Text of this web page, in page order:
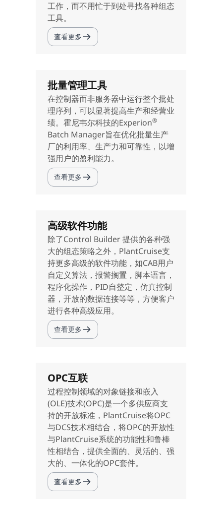
工作，而不用忙于到处寻找各种组态
工具。
查看更多
批量管理工具
在控制器而非服务器中运行整个批处
理序列，可以显著提高生产和经营业
绩。霍尼韦尔科技的Experion®
Batch Manager旨在优化批量生产
厂的利用率、生产力和可靠性，以增
强用户的盈利能力。
查看更多
高级软件功能
除了Control Builder 提供的各种强
大的组态策略之外，PlantCruise支
持更多高级的软件功能，如CAB用户
自定义算法，报警搁置，脚本语言，
程序化操作，PID自整定，仿真控制
器，开放的数据连接等等，方便客户
进行各种高级应用。
查看更多
OPC互联
过程控制领域的对象链接和嵌入
(OLE)技术(OPC)是一个多供应商支
持的开放标准，PlantCruise将OPC
与DCS技术相结合，将OPC的开放性
与PlantCruise系统的功能性和鲁棒
性相结合，提供全面的、灵活的、强
大的、一体化的OPC套件。
查看更多